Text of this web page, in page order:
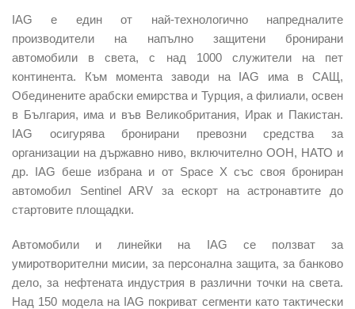
IAG е един от най-технологично напредналите
производители на напълно защитени бронирани
автомобили в света, с над 1000 служители на пет
континента. Към момента заводи на IAG има в САЩ,
Обединените арабски емирства и Турция, а филиали, освен
в България, има и във Великобритания, Ирак и Пакистан.
IAG осигурява бронирани превозни средства за
организации на държавно ниво, включително ООН, НАТО и
др. IAG беше избрана и от Space X със своя брониран
автомобил Sentinel ARV за ескорт на астронавтите до
стартовите площадки.
Автомобили и линейки на IAG се ползват за
умиротворителни мисии, за персонална защита, за банково
дело, за нефтената индустрия в различни точки на света.
Над 150 модела на IAG покриват сегменти като тактически